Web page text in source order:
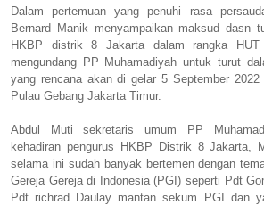
Dalam pertemuan yang penuhi rasa
Bernard Manik menyampaikan maksud dasn
HKBP distrik 8 Jakarta dalam rangka
mengundang PP Muhamadiyah untuk turut
yang rencana akan di gelar 5 September 2022
Pulau Gebang Jakarta Timur.
Abdul Muti sekretaris umum PP
kehadiran pengurus HKBP Distrik 8 Jakarta,
selama ini sudah banyak bertemen dengan
Gereja Gereja di Indonesia (PGI) seperti Pdt
Pdt richrad Daulay mantan sekum PGI dan